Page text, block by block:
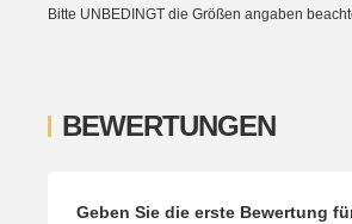
Bitte UNBEDINGT die Größen angaben
BEWERTUNGEN
Geben Sie die erste Bewertung